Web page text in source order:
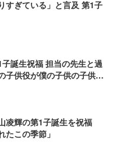
すぎている」と言及 第1子
誕生祝福 担当の先生と過
子供役が僕の子供の子供
凌輝の第1子誕生を祝福
たこの季節」